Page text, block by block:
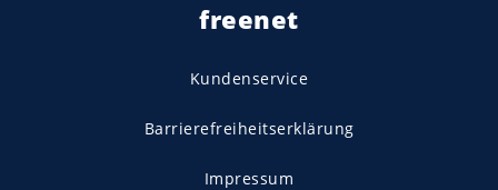
freenet
Kundenservice
Barrierefreiheitserklärung
Impressum